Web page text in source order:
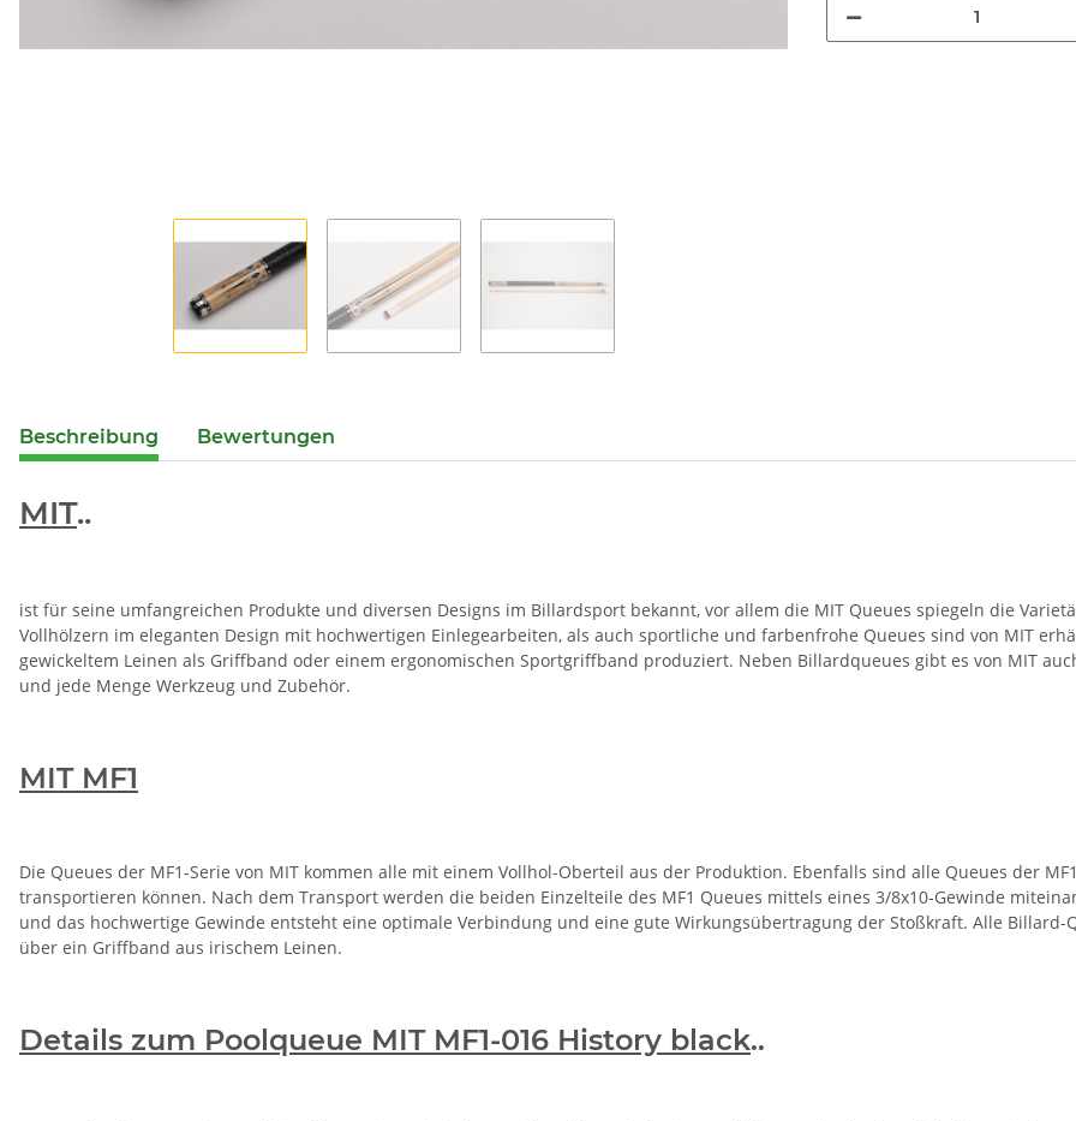
Beschreibung Bewertungen
MIT..
ist für seine umfangreichen Produkte und diversen Designs im Billardsport bekannt, vor allem die MIT Queues spiegeln die
Vollhölzern im eleganten Design mit hochwertigen Einlegearbeiten, als auch sportliche und farbenfrohe Queues sind von MIT
gewickeltem Leinen als Griffband oder einem ergonomischen Sportgriffband produziert. Neben Billardqueues gibt es von MIT
und jede Menge Werkzeug und Zubehör.
MIT MF1
Die Queues der MF1-Serie von MIT kommen alle mit einem Vollhol-Oberteil aus der Produktion. Ebenfalls sind alle Queues der
transportieren können. Nach dem Transport werden die beiden Einzelteile des MF1 Queues mittels eines 3/8x10-Gewinde
und das hochwertige Gewinde entsteht eine optimale Verbindung und eine gute Wirkungsübertragung der Stoßkraft. Alle
über ein Griffband aus irischem Leinen.
Details zum Poolqueue MIT MF1-016 History black..